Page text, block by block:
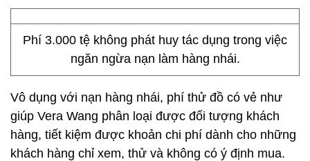
Phí 3.000 tệ không phát huy tác dụng trong việc
ngăn ngừa nạn làm hàng nhái.
Vô dụng với nạn hàng nhái, phí thử đồ có vẻ như
giúp Vera Wang phân loại được đối tượng khách
hàng, tiết kiệm được khoản chi phí dành cho những
khách hàng chỉ xem, thử và không có ý định mua.